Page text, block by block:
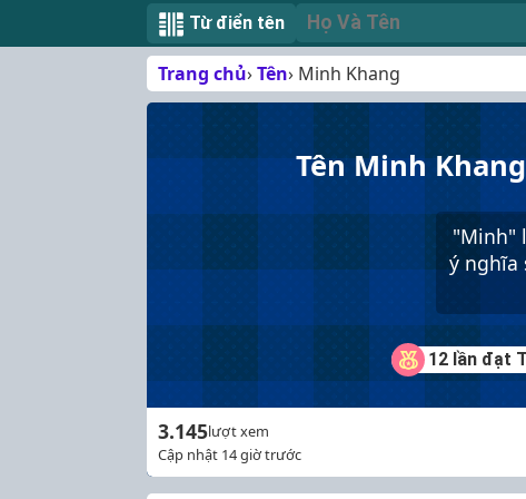
Từ điển tên
Trang chủ Tên Minh Khang
Tên Minh
"Minh"
ý nghĩa
12 lần đạt
3.145lượt xem
Cập nhật 14 giờ trước